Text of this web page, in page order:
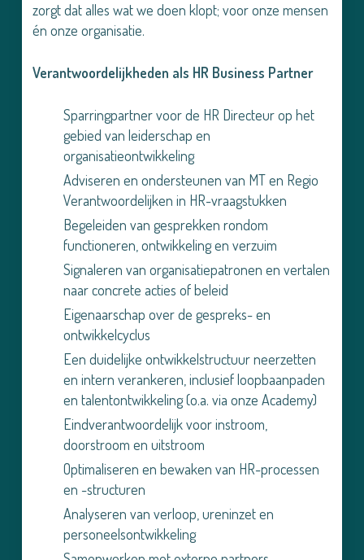
zorgt dat alles wat we doen klopt; voor onze mensen
én onze organisatie.
Verantwoordelijkheden als HR Business Partner
Sparringpartner voor de HR Directeur op het
gebied van leiderschap en
organisatieontwikkeling
Adviseren en ondersteunen van MT en Regio
Verantwoordelijken in HR-vraagstukken
Begeleiden van gesprekken rondom
functioneren, ontwikkeling en verzuim
Signaleren van organisatiepatronen en vertalen
naar concrete acties of beleid
Eigenaarschap over de gespreks- en
ontwikkelcyclus
Een duidelijke ontwikkelstructuur neerzetten
en intern verankeren, inclusief loopbaanpaden
en talentontwikkeling (o.a. via onze Academy)
Eindverantwoordelijk voor instroom,
doorstroom en uitstroom
Optimaliseren en bewaken van HR-processen
en -structuren
Analyseren van verloop, ureninzet en
personeelsontwikkeling